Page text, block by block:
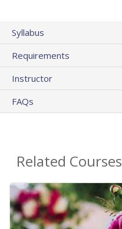
Syllabus
Requirements
Instructor
FAQs
Related Courses